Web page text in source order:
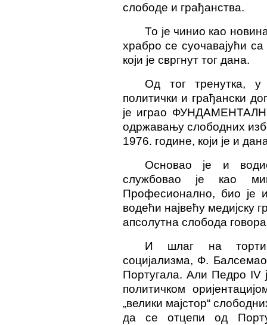
слободе и грађанства.
То је чинио као
храбро се суочавајући
који је свргнут тог дана.
Од тог тренутка,
политички и грађански
је играо
одржавању слободних
1976. године, који је и
Основао је и
службовао је као
Професионално, био је
водећи највећу медијску
апсолутна слобода
И шлаг на торти,
социјализма, Ф.
Португала. Али Педро IV
политичком
„велики мајстор“
да се отцепи од